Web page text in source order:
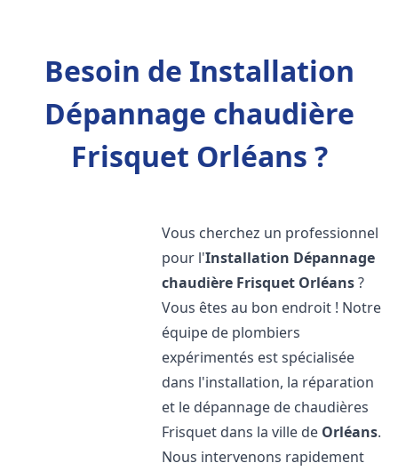
Besoin de Installation
Dépannage chaudière
Frisquet Orléans ?
Vous cherchez un professionnel
pour l'Installation Dépannage
chaudière Frisquet Orléans?
Vous êtes au bon endroit ! Notre
équipe de plombiers
expérimentés est spécialisée
dans l'installation, la réparation
et le dépannage de chaudières
Frisquet dans la ville de Orléans.
Nous intervenons rapidement